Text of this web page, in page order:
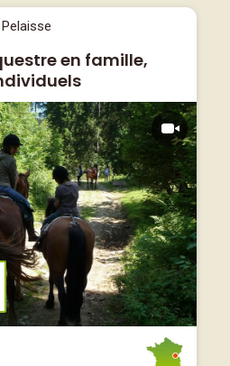
en famille,